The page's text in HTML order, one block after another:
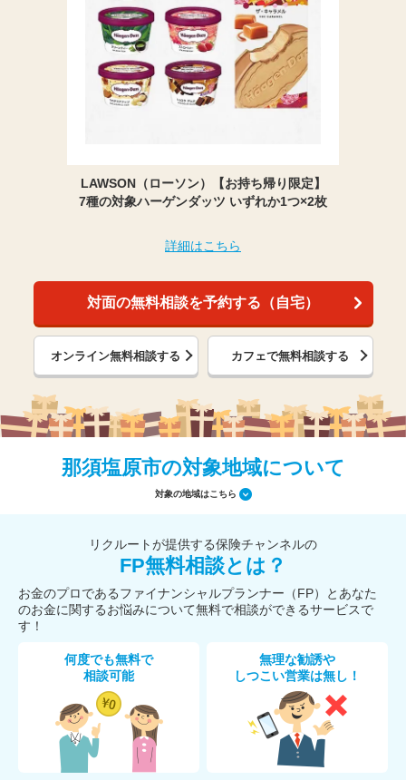
LAWSON（ローソン）【お持ち帰り限定】
7種の対象ハーゲンダッツ いずれか1つ×2枚
詳細はこちら
対面の無料相談を予約する（自宅）
オンライン無料相談する カフェで無料相談する
那須塩原市の対象地域について
対象の地域はこちら
リクルートが提供する保険チャンネルの
FP無料相談とは？
お金のプロであるファイナンシャルプランナー（FP）とあなた
のお金に関するお悩みについて無料で相談ができるサービスで
す！
何度でも無料で
相談可能
無理な勧誘や
しつこい営業は無し！